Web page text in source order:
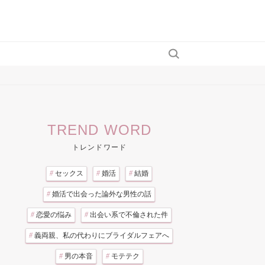
TREND WORD
トレンドワード
# セックス # 婚活 # 結婚
# 婚活で出会った論外な男性の話
# 恋愛の悩み # 出会い系で不倫された件
# 義両親、私の代わりにブライダルフェアへ
# 男の本音 # モテテク